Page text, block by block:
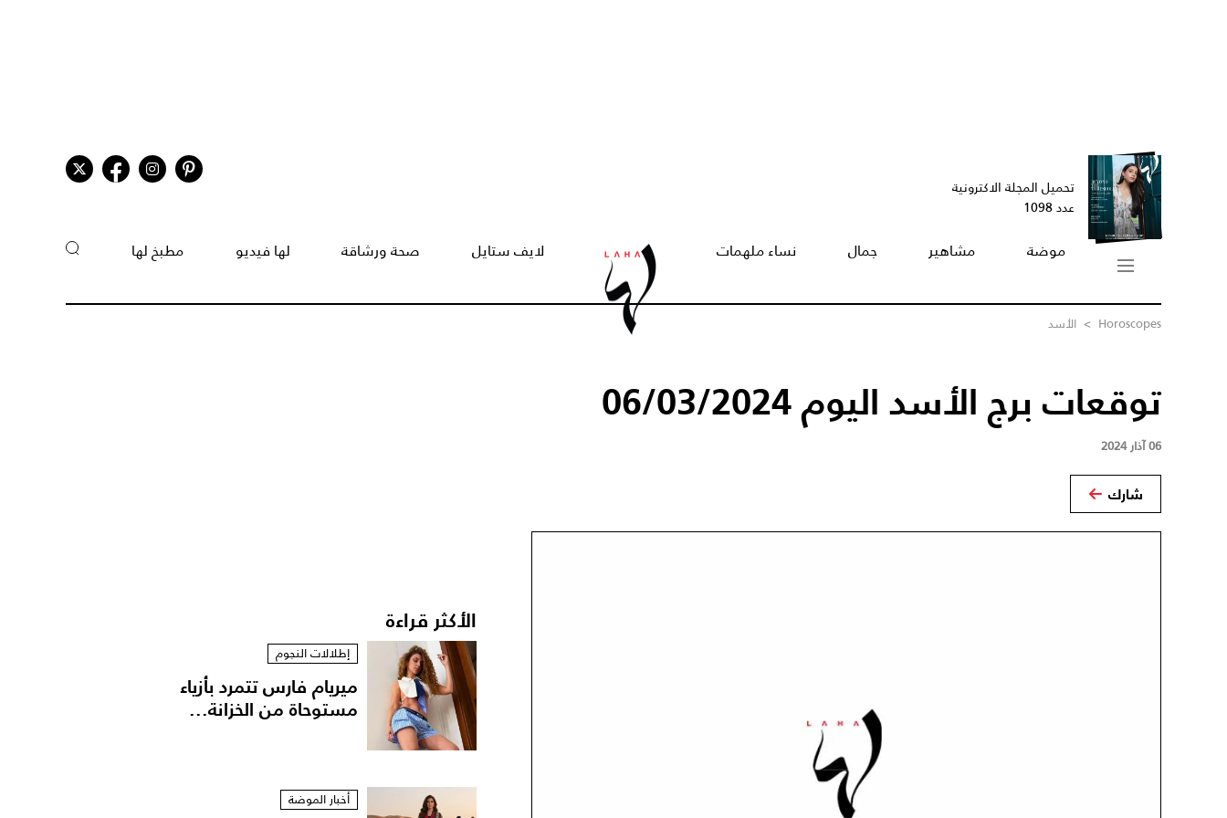
تحميل المجلة الاكترونية
عدد 1098
موضة مشاهير جمال نساء ملهمات لايف ستايل صحة ورشاقة لها فيديو مطبخ لها
Horoscopes
> الأسد
توقعات برج الأسد اليوم 06/03/2024
06 آذار 2024
شارك
الأكثر قراءة
إطلالات النجوم
ميريام فارس تتمرد بأزياء
مستوحاة من الخزانة...
أخبار الموضة